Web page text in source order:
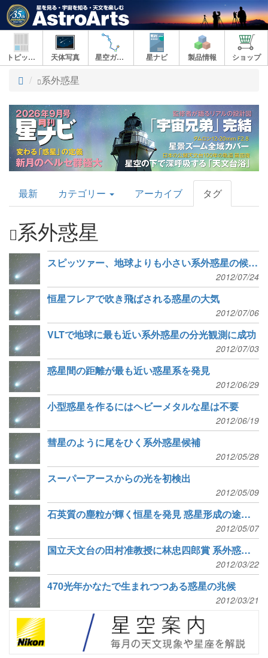
トピックス 天体写真 星空ガイド 星ナビ 製品情報 ショップ
ト
プ
系外惑星
AstroArts
Topics
最新 カテゴリー アーカイブ タグ
系外惑星
スピッツァー、地球よりも小さい系外惑星の候補を発見
2012/07/24
恒星フレアで吹き飛ばされる惑星の大気
2012/07/06
VLTで地球に最も近い系外惑星の分光観測に成功
2012/07/03
惑星間の距離が最も近い惑星系を発見
2012/06/29
小型惑星を作るにはヘビーメタルな星は不要
2012/06/19
彗星のように尾をひく系外惑星候補
2012/05/28
スーパーアースからの光を初検出
2012/05/09
石英質の塵粒が輝く恒星を発見 惑星形成の途上の可能性
2012/05/07
国立天文台の田村准教授に林忠四郎賞 系外惑星の直接観測
2012/03/22
470光年かなたで生まれつつある惑星の兆候
2012/03/21